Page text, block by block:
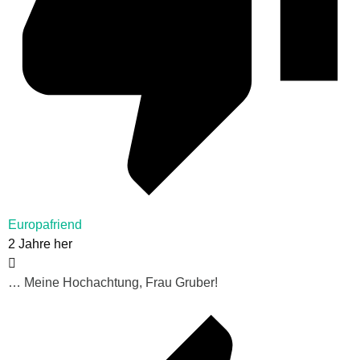
Europafriend
2 Jahre her
… Meine Hochachtung, Frau Gruber!